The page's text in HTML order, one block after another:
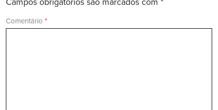
Campos obrigatórios são marcados com *
Comentário *